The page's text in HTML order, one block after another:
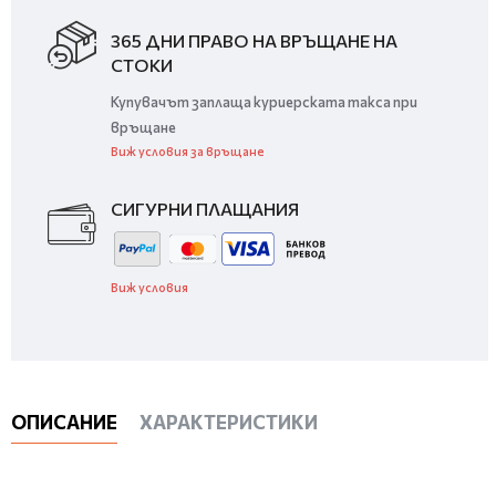
365 ДНИ ПРАВО НА ВРЪЩАНЕ НА
СТОКИ
Купувачът заплаща куриерската такса при
връщане
Виж условия за връщане
СИГУРНИ ПЛАЩАНИЯ
Виж условия
ОПИСАНИЕ ХАРАКТЕРИСТИКИ